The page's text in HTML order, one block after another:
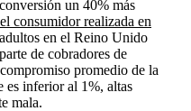
un 40% más
consumidor realizada en
en el Reino Unido
de cobradores de
promedio de la
es inferior al 1%, altas
mala.